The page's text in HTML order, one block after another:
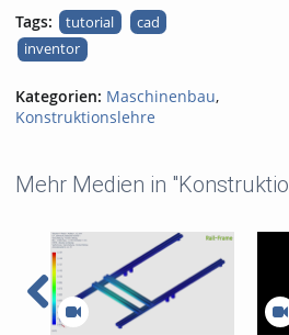
Tags:
tutorial
cad
inventor
Kategorien: Maschinenbau,
Konstruktionslehre
Mehr Medien in